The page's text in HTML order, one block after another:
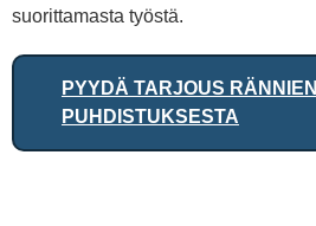
suorittamasta työstä.
PYYDÄ TARJOUS RÄNNIEN
PUHDISTUKSESTA